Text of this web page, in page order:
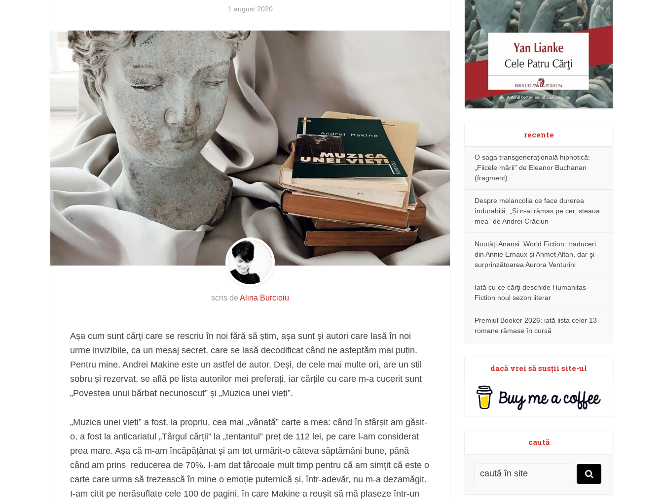
1 august 2020
scris de Alina Burcioiu
Așa cum sunt cărți care se rescriu în noi fără să știm, așa sunt și autori care lasă în noi
urme invizibile, ca un mesaj secret, care se lasă decodificat când ne așteptăm mai puțin.
Pentru mine, Andrei Makine este un astfel de autor. Deși, de cele mai multe ori, are un stil
sobru și rezervat, se află pe lista autorilor mei preferați, iar cărțile cu care m-a cucerit sunt
„Povestea unui bărbat necunoscut” și „Muzica unei vieți”.
„Muzica unei vieți” a fost, la propriu, cea mai „vânată” carte a mea: când în sfârșit am găsit-
o, a fost la anticariatul „Târgul cărții” la „tentantul” preț de 112 lei, pe care l-am considerat
prea mare. Așa că m-am încăpățânat și am tot urmărit-o câteva săptămâni bune, până
când am prins reducerea de 70%. I-am dat târcoale mult timp pentru că am simțit că este o
carte care urma să trezească în mine o emoție puternică și, într-adevăr, nu m-a dezamăgit.
I-am citit pe nerăsuflate cele 100 de pagini, în care Makine a reușit să mă plaseze într-un
recente
O saga transgenerațională hipnotică:
„Fiicele mării” de Eleanor Buchanan
(fragment)
Despre melancolia ce face durerea
îndurabilă: „Și n-ai rămas pe cer, steaua
mea” de Andrei Crăciun
Noutăţi Anansi. World Fiction: traduceri
din Annie Ernaux și Ahmet Altan, dar şi
surprinzătoarea Aurora Venturini
Iată cu ce cărţi deschide Humanitas
Fiction noul sezon literar
Premiul Booker 2026: iată lista celor 13
romane rămase în cursă
dacă vrei să susţii site-ul
caută